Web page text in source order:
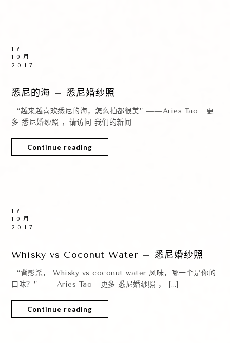
17
10月
2017
悉尼的海 – 悉尼婚纱照
“越来越喜欢悉尼的海，怎么拍都很美” ——Aries Tao 更
多 悉尼婚纱照 ，请访问 我们的新闻
Continue reading
17
10月
2017
Whisky vs Coconut Water – 悉尼婚纱照
“背影杀， Whisky vs coconut water 风味，哪一个是你的
口味？” ——Aries Tao 更多 悉尼婚纱照 ， […]
Continue reading